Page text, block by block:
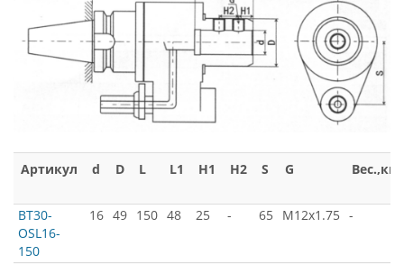
Артикул d D L L1 H1 H2 S G Вес.,кг.
BT30-
OSL16-
150
16 49 150 48 25 - 65 M12x1.75 -